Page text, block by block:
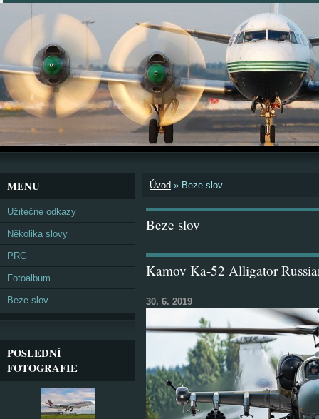
Úvod » Beze slov
Beze slov
Kamov Ka-52 Alligator
30. 6. 2019
MENU
Užitečné odkazy
Několika slovy
PRG
Fotoalbum
Beze slov
POSLEDNÍ
FOTOGRAFIE